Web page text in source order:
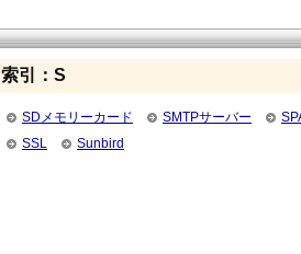
索引：S
SDメモリーカード SMTPサーバー
SSL
Sunbird